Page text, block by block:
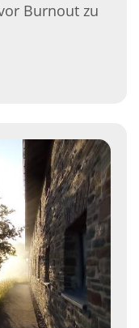
Burnout zu